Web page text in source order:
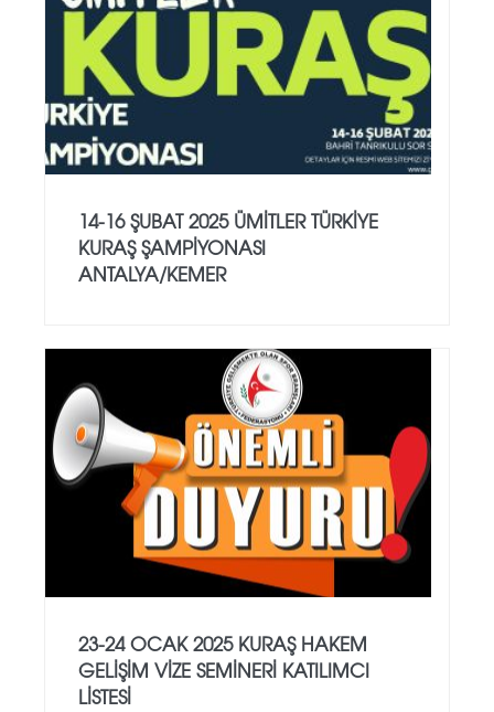
14-16 ŞUBAT 2025 ÜMİTLER TÜRKİYE
KURAŞ ŞAMPİYONASI
ANTALYA/KEMER
23-24 OCAK 2025 KURAŞ HAKEM
GELİŞİM VİZE SEMİNERİ KATILIMCI
LİSTESİ